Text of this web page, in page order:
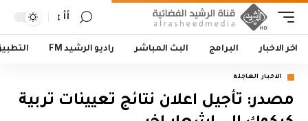
أأ
اخر الاخبار البرامج البث المباشر راديو الرشيد FM
الاخبار العاجلة
مصدر: تأجيل اعلان نتائج تعيينات تربية